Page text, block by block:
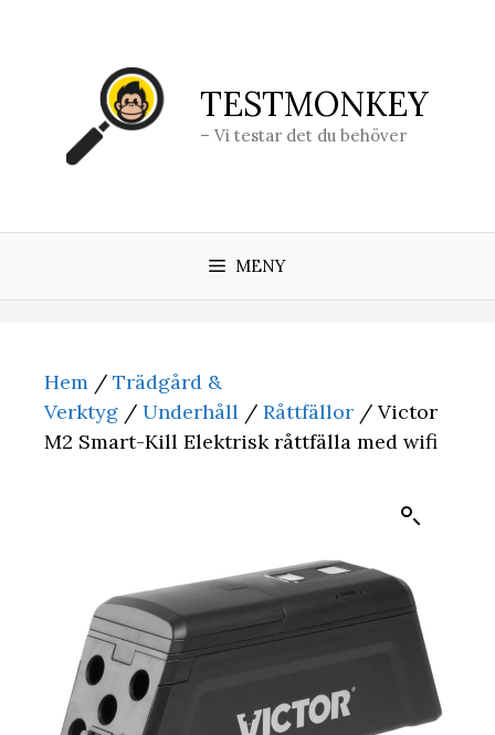
TESTMONKEY
– Vi testar det du behöver
MENY
Hem / Trädgård &
Verktyg / Underhåll / Råttfällor / Victor
M2 Smart-Kill Elektrisk råttfälla med wifi